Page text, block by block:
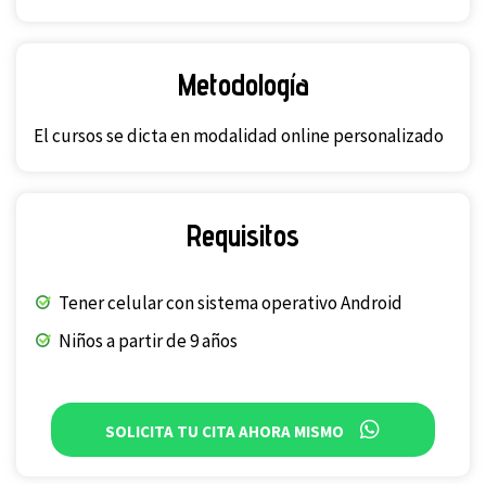
Metodología
El cursos se dicta en modalidad online personalizado
Requisitos
Tener celular con sistema operativo Android
Niños a partir de 9 años
SOLICITA TU CITA AHORA MISMO